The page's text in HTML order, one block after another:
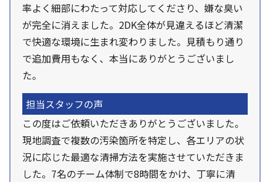
率よく細部にわたって対応してくださり、嫌な臭い
が完全に消えました。2DK全体が見違えるほど清潔
で快適な環境に生まれ変わりました。見積もり通り
で追加費用もなく、本当にありがとうございまし
た。
担当スタッフの声
この度はご依頼いただきありがとうございました。
現地調査で複数の汚染箇所を特定し、各エリアの状
況に応じた最適な清掃方法を実施させていただきま
した。7名のチーム体制で8時間をかけ、丁寧に清